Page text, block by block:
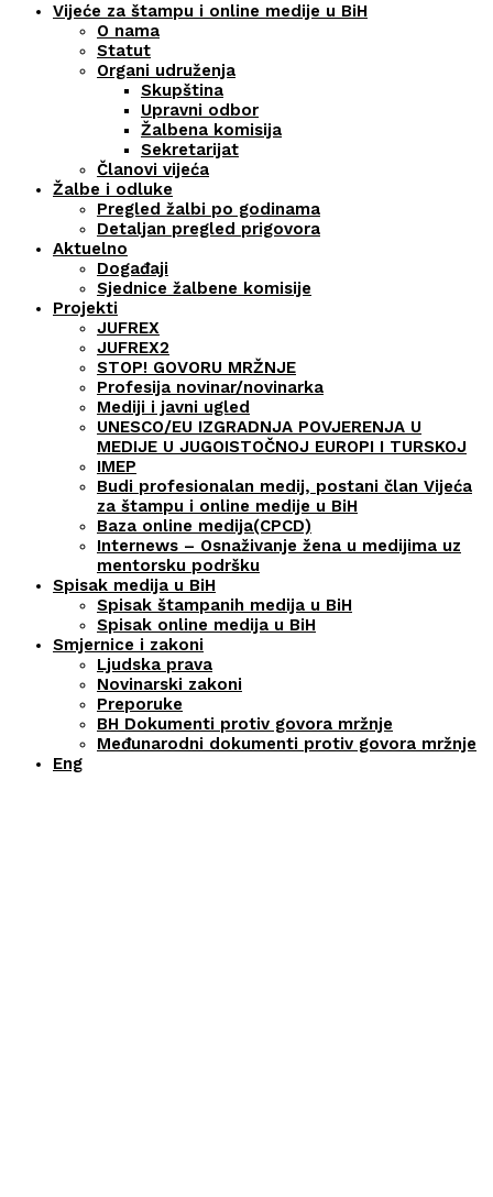
Vijeće za štampu i online medije u BiH
O nama
Statut
Organi udruženja
Skupština
Upravni odbor
Žalbena komisija
Sekretarijat
Članovi vijeća
Žalbe i odluke
Pregled žalbi po godinama
Detaljan pregled prigovora
Aktuelno
Događaji
Sjednice žalbene komisije
Projekti
JUFREX
JUFREX2
STOP! GOVORU MRŽNJE
Profesija novinar/novinarka
Mediji i javni ugled
UNESCO/EU IZGRADNJA POVJERENJA U
MEDIJE U JUGOISTOČNOJ EUROPI I TURSKOJ
IMEP
Budi profesionalan medij, postani član Vijeća
za štampu i online medije u BiH
Baza online medija(CPCD)
Internews – Osnaživanje žena u medijima uz
mentorsku podršku
Spisak medija u BiH
Spisak štampanih medija u BiH
Spisak online medija u BiH
Smjernice i zakoni
Ljudska prava
Novinarski zakoni
Preporuke
BH Dokumenti protiv govora mržnje
Međunarodni dokumenti protiv govora mržnje
Eng